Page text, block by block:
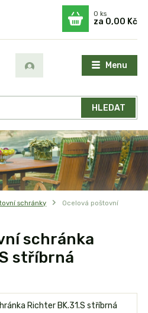
Menu
HLEDAT
0ks
za 0,00 Kč
schránky
Ocelová poštovní
schránka
stříbrná